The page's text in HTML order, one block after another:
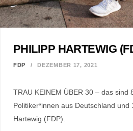
PHILIPP HARTEWIG
FDP DEZEMBER 17, 2021
TRAU KEINEM ÜBER 30 – das sind
Politiker*innen aus Deutschland und
Hartewig (FDP).